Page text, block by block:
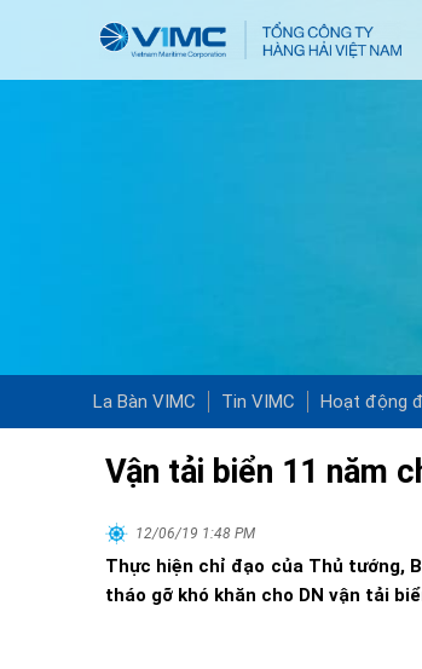
La Bàn VIMC Tin VIMC Hoạt động
Vận tải biển 11 năm
12/06/19 1:48 PM
Thực hiện chỉ đạo của Thủ tướng,
tháo gỡ khó khăn cho DN vận tải